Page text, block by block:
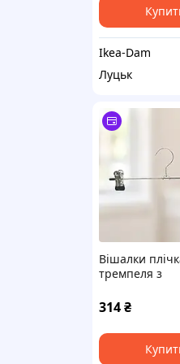
Ikea-Dam
Луцьк
Вішалки
тремпеля з
прищіпками
штанів,
10 шт. /
тремпелів /
оцинковані
314₴